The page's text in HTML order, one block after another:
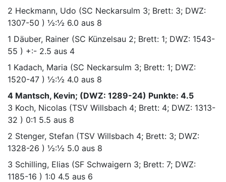
2 Heckmann, Udo (SC Neckarsulm 3; Brett: 3; DWZ:
1307-50 ) ½:½ 6.0 aus 8
1 Däuber, Rainer (SC Künzelsau 2; Brett: 1; DWZ: 1543-
55 ) +:- 2.5 aus 4
1 Kadach, Maria (SC Neckarsulm 3; Brett: 1; DWZ:
1520-47 ) ½:½ 4.0 aus 8
4 Mantsch, Kevin; (DWZ: 1289-24) Punkte: 4.5
3 Koch, Nicolas (TSV Willsbach 4; Brett: 4; DWZ: 1313-
32 ) 0:1 5.5 aus 8
2 Stenger, Stefan (TSV Willsbach 4; Brett: 3; DWZ:
1328-26 ) ½:½ 5.0 aus 8
3 Schilling, Elias (SF Schwaigern 3; Brett: 7; DWZ:
1185-16 ) 1:0 4.5 aus 6